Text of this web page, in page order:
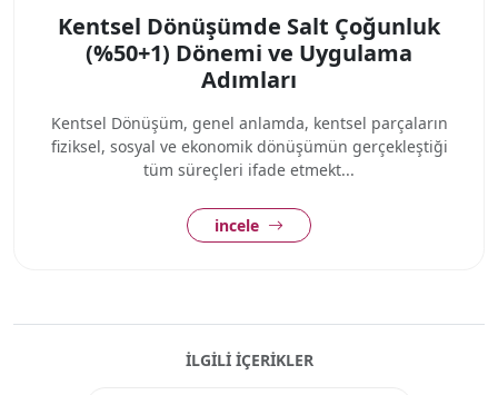
Kentsel Dönüşümde Salt Çoğunluk
(%50+1) Dönemi ve Uygulama
Adımları
Kentsel Dönüşüm, genel anlamda, kentsel parçaların
fiziksel, sosyal ve ekonomik dönüşümün gerçekleştiği
tüm süreçleri ifade etmekt...
incele
İLGILI İÇERIKLER